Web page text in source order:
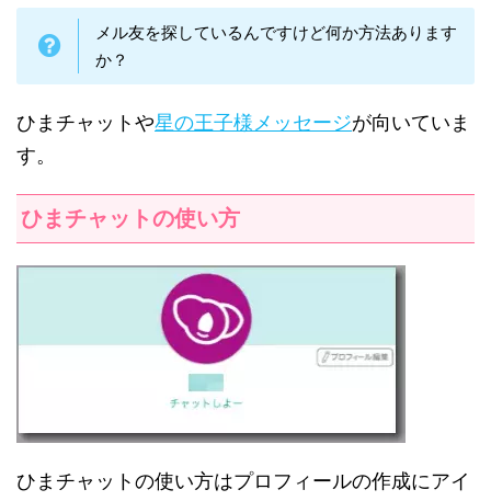
メル友を探しているんですけど何か方法あります
か？
ひまチャットや星の王子様メッセージが向いていま
す。
ひまチャットの使い方
ひまチャットの使い方はプロフィールの作成にアイ